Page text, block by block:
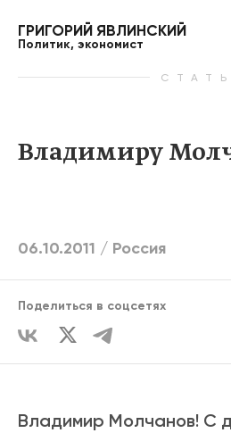
ГРИГОРИЙ ЯВЛИНСКИЙ
Политик, экономист
Владимиру
06.10.2011 / Россия
Поделиться в соцсетях
Владимир Молчанов! С